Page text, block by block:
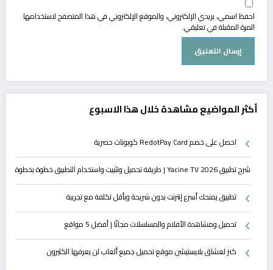
احفظ اسمي، بريدي الإلكتروني، والموقع الإلكتروني في هذا المتصفح لاستخدامها
المرة المقبلة في تعليقي.
أكثر المواضيع مشاهدة خلال هذا الاسبوع
احصل على خصم RedotPay Card كوبونات حصرية
شرح تطبيق Yacine TV 2026 | طريقة تحميل وتثبيت واستخدام التطبيق خطوة بخطوة
تطبيق يمنحك أسرع إنترنت بدون شريحة وبأقل تكلفة مع تجريبة
تحميل ومشاهدة الأفلام والمسلسلات مجانًا | أفضل 5 مواقع
كنز لعشاق بلايستيشن موقع تحميل جميع ألعاب لن يعرفها الكثيرون